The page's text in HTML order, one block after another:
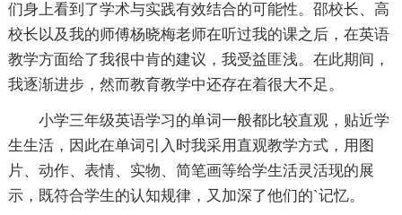
们身上看到了学术与实践有效结合的可能性。邵校长、高
校长以及我的师傅杨晓梅老师在听过我的课之后，在英语
教学方面给了我很中肯的建议，我受益匪浅。在此期间，
我逐渐进步，然而教育教学中还存在着很大不足。
小学三年级英语学习的单词一般都比较直观，贴近学
生生活，因此在单词引入时我采用直观教学方式，用图
片、动作、表情、实物、简笔画等给学生活灵活现的展
示，既符合学生的认知规律，又加深了他们的`记忆。